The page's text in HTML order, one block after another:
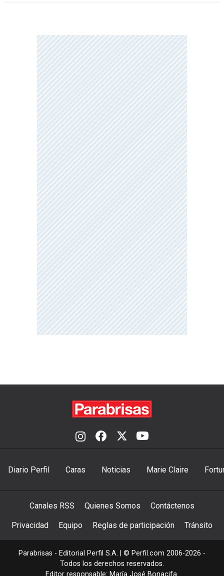
Diario Perfil Caras Noticias Marie Claire
Canales RSS Quienes Somos Contáctenos
Privacidad Equipo Reglas de participación Tránsito
Parabrisas - Editorial Perfil S.A. | © Perfil.com 2006-2026 -
Todos los derechos reservados.
Editor responsable: María José Bonacifa.